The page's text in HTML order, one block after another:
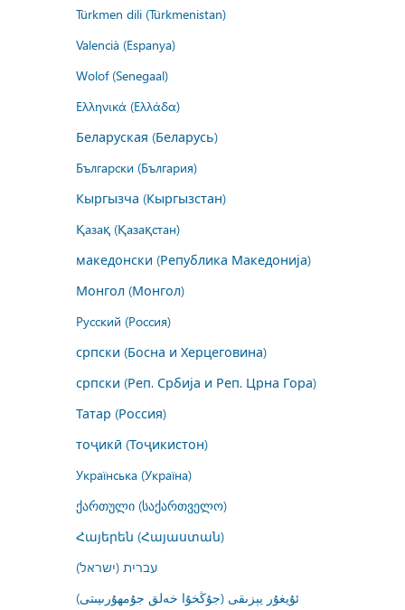
Türkmen dili (Türkmenistan)
Valencià (Espanya)
Wolof (Senegaal)
Ελληνικά (Ελλάδα)
Беларуская (Беларусь)
Български (България)
Кыргызча (Кыргызстан)
Қазақ (Қазақстан)
македонски (Република Македонија)
Монгол (Монгол)
Русский (Россия)
српски (Босна и Херцеговина)
српски (Реп. Србија и Реп. Црна Гора)
Татар (Россия)
тоҷикӣ (Тоҷикистон)
Українська (Україна)
ქართული (საქართველო)
Հայերեն (Հայաստան)
עברית (ישראל)
ئۇيغۇر يېزىقى (جۇڭخۇا خەلق جۇمھۇرىيىتى)